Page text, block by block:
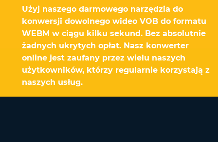
Użyj naszego darmowego narzędzia do
konwersji dowolnego wideo VOB do formatu
WEBM w ciągu kilku sekund. Bez absolutnie
żadnych ukrytych opłat. Nasz konwerter
online jest zaufany przez wielu naszych
użytkowników, którzy regularnie korzystają z
naszych usług.